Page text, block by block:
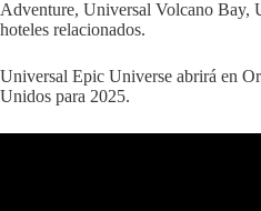
Adventure, Universal Volcano Bay,
hoteles relacionados.
Universal Epic Universe abrirá en
Unidos para 2025.